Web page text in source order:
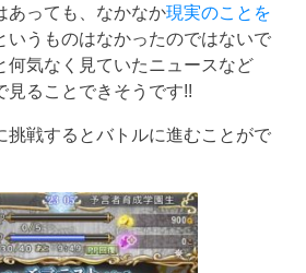
っても、なかなか現実のことを
いうものはなかったのではないで
何気なく見ていたニュースなど
見ることできそうです!!
戦するとバトルに進むことがで